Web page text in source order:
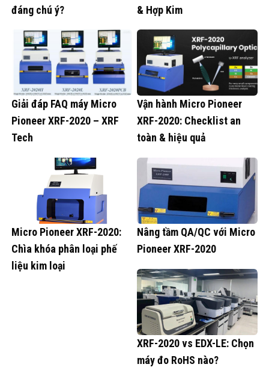
đáng chú ý?
& Hợp Kim
Giải đáp FAQ máy Micro
Pioneer XRF-2020 – XRF
Tech
Vận hành Micro Pioneer
XRF-2020: Checklist an
toàn & hiệu quả
Micro Pioneer XRF-2020:
Chìa khóa phân loại phế
liệu kim loại
Nâng tầm QA/QC với Micro
Pioneer XRF-2020
XRF-2020 vs EDX-LE: Chọn
máy đo RoHS nào?